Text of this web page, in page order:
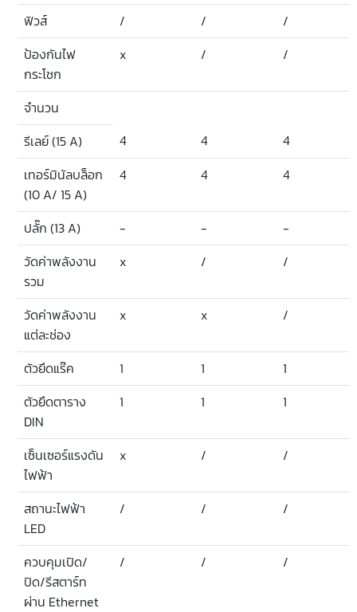
ฟิวส์ / /
/
ป้องกันไฟ
กระโชก
x / /
จำนวน
รีเลย์ (15 A)
4 4
4
เทอร์มินัลบล็อก
(10 A/ 15 A)
4 4 4
ปลั๊ก (13 A) - -
-
วัดค่าพลังงาน
รวม
x / /
วัดค่าพลังงาน
แต่ละช่อง
x x /
ตัวยึดแร๊ค 1 1
1
ตัวยึดตาราง
DIN
1 1 1
เซ็นเซอร์แรงดัน
ไฟฟ้า
x / /
สถานะไฟฟ้า
LED
/ / /
ควบคุมเปิด/
ปิด/รีสตาร์ท
ผ่าน Ethernet
/ / /